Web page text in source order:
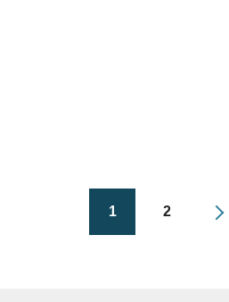
1 2